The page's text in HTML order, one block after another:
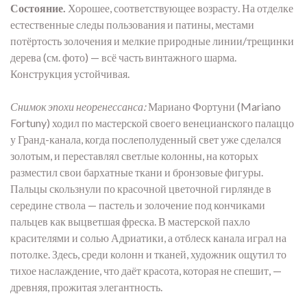
Состояние. Хорошее, соответствующее возрасту. На отделке
естественные следы пользования и патины, местами
потёртость золочения и мелкие природные линии/трещинки
дерева (см. фото) — всё часть винтажного шарма.
Конструкция устойчивая.
Снимок эпохи неоренессанса:Мариано Фортуни (Mariano
Fortuny) ходил по мастерской своего венецианского палаццо
у Гранд-канала, когда послеполуденный свет уже сделался
золотым, и переставлял светлые колонны, на которых
разместил свои бархатные ткани и бронзовые фигуры.
Пальцы скользнули по красочной цветочной гирлянде в
середине ствола — пастель и золочение под кончиками
пальцев как выцветшая фреска. В мастерской пахло
красителями и солью Адриатики, а отблеск канала играл на
потолке. Здесь, среди колонн и тканей, художник ощутил то
тихое наслаждение, что даёт красота, которая не спешит, —
древняя, прожитая элегантность.